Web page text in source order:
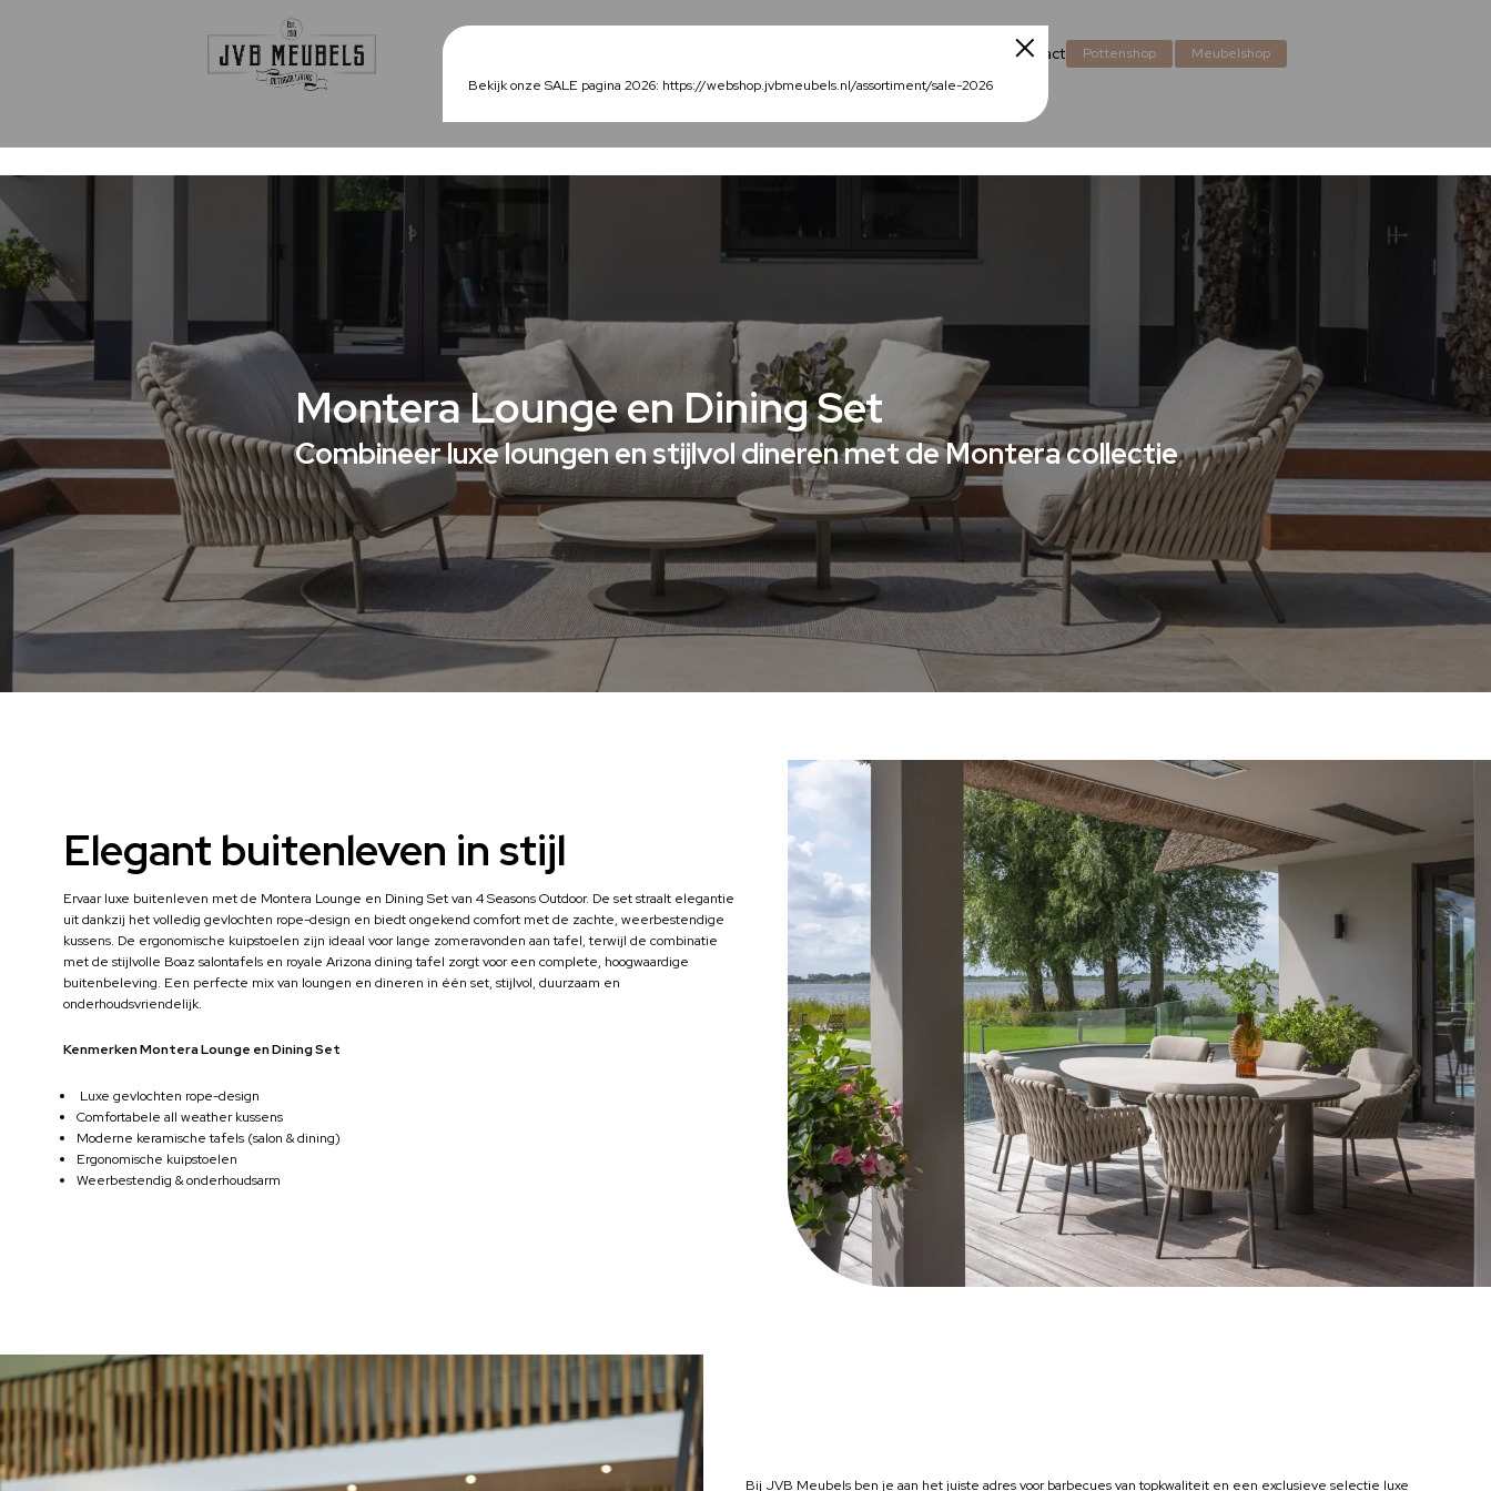
Contact Pottenshop Meubelshop
Montera Lounge en Dining Set
Combineer luxe loungen en stijlvol dineren met de Montera collectie
Elegant buitenleven in stijl
Ervaar luxe buitenleven met de Montera Lounge en Dining Set van 4 Seasons Outdoor. De set straalt elegantie
uit dankzij het volledig gevlochten rope-design en biedt ongekend comfort met de zachte, weerbestendige
kussens. De ergonomische kuipstoelen zijn ideaal voor lange zomeravonden aan tafel, terwijl de combinatie
met de stijlvolle Boaz salontafels en royale Arizona dining tafel zorgt voor een complete, hoogwaardige
buitenbeleving. Een perfecte mix van loungen en dineren in één set, stijlvol, duurzaam en
onderhoudsvriendelijk.
Kenmerken Montera Lounge en Dining Set
Luxe gevlochten rope-design
Comfortabele all weather kussens
Moderne keramische tafels (salon & dining)
Ergonomische kuipstoelen
Weerbestendig & onderhoudsarm
Bij JVB Meubels ben je aan het juiste adres voor barbecues van topkwaliteit en een exclusieve selectie luxe
Bekijk onze SALE pagina 2026: https://webshop.jvbmeubels.nl/assortiment/sale-2026